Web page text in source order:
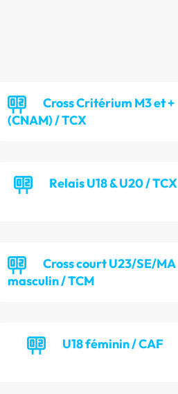
Cross Critérium M3 et +
(CNAM) / TCX
Relais U18 & U20 / TCX
Cross court U23/SE/MA
masculin / TCM
U18 féminin / CAF